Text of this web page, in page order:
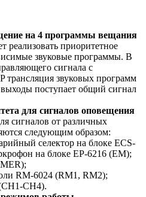
на 4 программы вещания
реализовать приоритетное
звуковые программы. В
сигнала с
трансляция звуковых программ
поступает общий сигнал
для сигналов оповещения
сигналов от различных
следующим образом:
селектор на блоке ECS-
на блоке EP-6216 (EM);
RM-6024 (RM1, RM2);
CH4).